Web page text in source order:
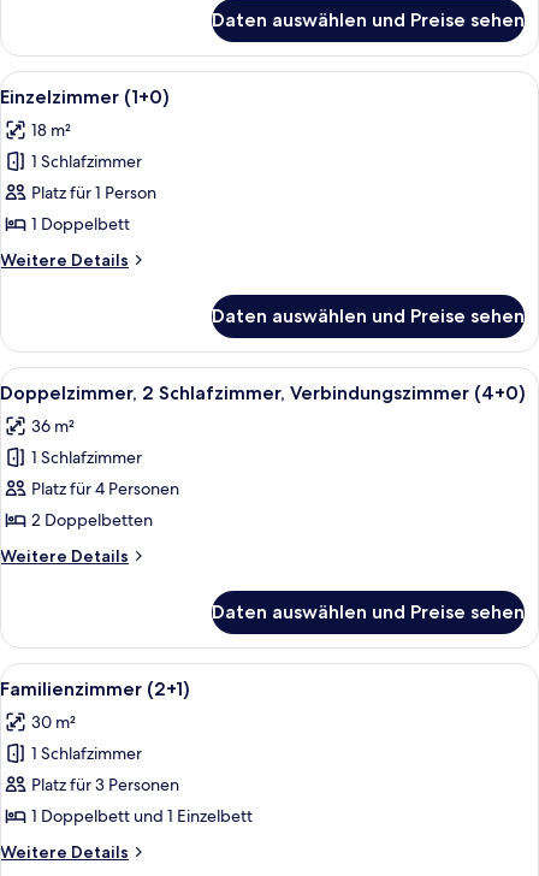
(2+0)
Daten auswählen und Preise sehen
Alle
Fotos
für
Einzelzimmer
(1+0)
anzeigen
Ein Hotelzimmer mit zwei Betten,
3
Einzelzimmer (1+0)
18 m²
1 Schlafzimmer
Platz für 1 Person
1 Doppelbett
Weitere Details
Weitere
(1+0)
Daten auswählen und Preise sehen
Alle
Fotos
für
Doppelzimmer,
2 Schlafzimmer,
Verbindungszimmer
(4+0)
anzeigen
Ein modernes Badezimmer mit
3
Doppelzimmer, 2 Schlafzimmer, Verbindungszimmer (4+0)
36 m²
1 Schlafzimmer
Platz für 4 Personen
2 Doppelbetten
Weitere Details
Weitere
2 Schlafzimmer,
Verbindungszimmer
(4+0)
Daten auswählen und Preise sehen
Alle
Fotos
für
Familienzimmer
(2+1)
anzeigen
Ein Hotelzimmer mit Bett,
6
Familienzimmer (2+1)
30 m²
1 Schlafzimmer
Platz für 3 Personen
1 Doppelbett und 1 Einzelbett
Weitere Details
Weitere